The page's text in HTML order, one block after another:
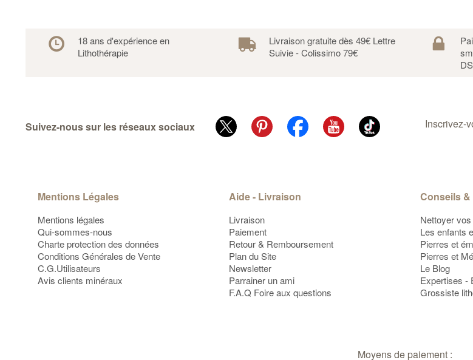
18 ans d'expérience en
Lithothérapie
Livraison gratuite dès 49€ Lettre
Suivie - Colissimo 79€
Suivez-nous sur les réseaux sociaux Inscrivez-
Mentions Légales
Mentions légales
Qui-sommes-nous
Charte protection des données
Conditions Générales de Vente
C.G.Utilisateurs
Avis clients minéraux
Aide - Livraison
Livraison
Paiement
Retour & Remboursement
Plan du Site
Newsletter
Parrainer un ami
F.A.Q Foire aux questions
Conseils
Nettoyer
Les enfants
Pierres et
Pierres et
Le Blog
Expertises -
Grossiste
Moyens de paiement :